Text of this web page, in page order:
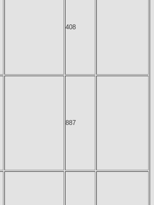
408
887